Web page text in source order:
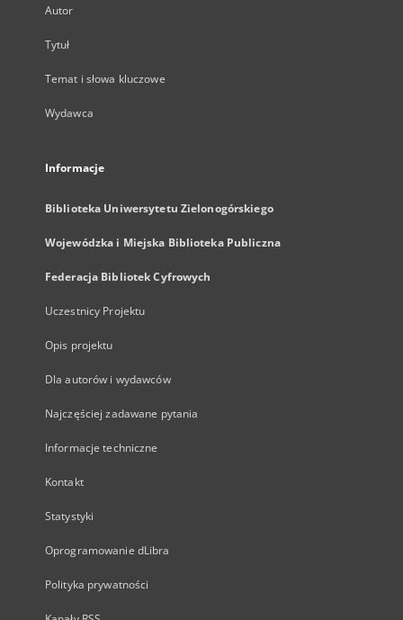
Autor
Tytuł
Temat i słowa kluczowe
Wydawca
Informacje
Biblioteka Uniwersytetu Zielonogórskiego
Wojewódzka i Miejska Biblioteka Publiczna
Federacja Bibliotek Cyfrowych
Uczestnicy Projektu
Opis projektu
Dla autorów i wydawców
Najczęściej zadawane pytania
Informacje techniczne
Kontakt
Statystyki
Oprogramowanie dLibra
Polityka prywatności